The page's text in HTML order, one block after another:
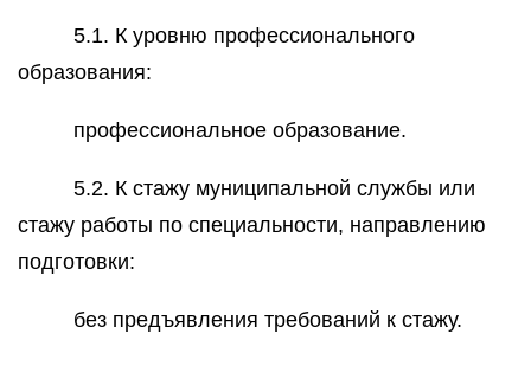
5.1. К уровню профессионального
образования:
профессиональное образование.
5.2. К стажу муниципальной службы или
стажу работы по специальности, направлению
подготовки:
без предъявления требований к стажу.